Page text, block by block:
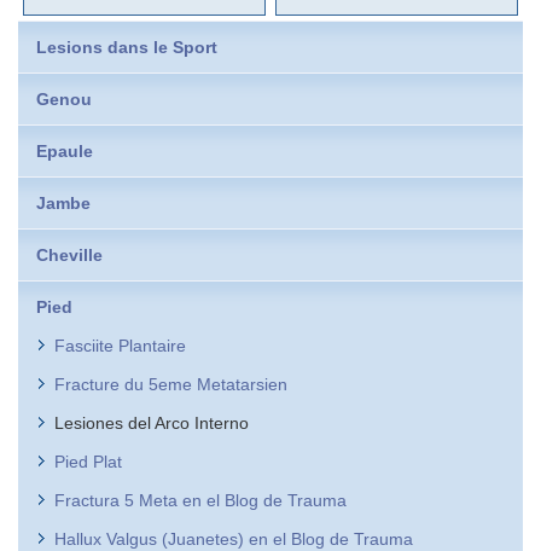
Lesions dans le Sport
Genou
Epaule
Jambe
Cheville
Pied
Fasciite Plantaire
Fracture du 5eme Metatarsien
Lesiones del Arco Interno
Pied Plat
Fractura 5 Meta en el Blog de Trauma
Hallux Valgus (Juanetes) en el Blog de Trauma